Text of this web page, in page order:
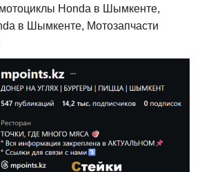
Honda в Шымкенте,
в Шымкенте, Мотозапчасти